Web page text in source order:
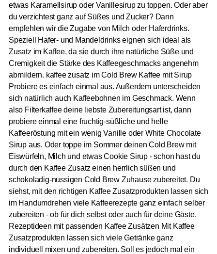
etwas Karamellsirup oder Vanillesirup zu toppen. Oder aber
du verzichtest ganz auf Süßes und Zucker? Dann
empfehlen wir die Zugabe von Milch oder Haferdrinks.
Speziell Hafer- und Mandeldrinks eignen sich ideal als
Zusatz im Kaffee, da sie durch ihre natürliche Süße und
Cremigkeit die Stärke des Kaffeegeschmacks angenehm
abmildern. kaffee zusatz im Cold Brew Kaffee mit Sirup
Probiere es einfach einmal aus. Außerdem unterscheiden
sich natürlich auch Kaffeebohnen im Geschmack. Wenn
also Filterkaffee deine liebste Zubereitungsart ist, dann
probiere einmal eine fruchtig-süßliche und helle
Kaffeeröstung mit ein wenig Vanille oder White Chocolate
Sirup aus. Oder toppe im Sommer deinen Cold Brew mit
Eiswürfeln, Milch und etwas Cookie Sirup - schon hast du
durch den Kaffee Zusatz einen herrlich süßen und
schokoladig-nussigen Cold Brew Zuhause zubereitet. Du
siehst, mit den richtigen Kaffee Zusatzprodukten lassen sich
im Handumdrehen viele Kaffeerezepte ganz einfach selber
zubereiten - ob für dich selbst oder auch für deine Gäste.
Rezeptideen mit passenden Kaffee Zusätzen Mit Kaffee
Zusatzprodukten lassen sich viele Getränke ganz
individuell mixen und zubereiten. Soll es jedoch mal ein